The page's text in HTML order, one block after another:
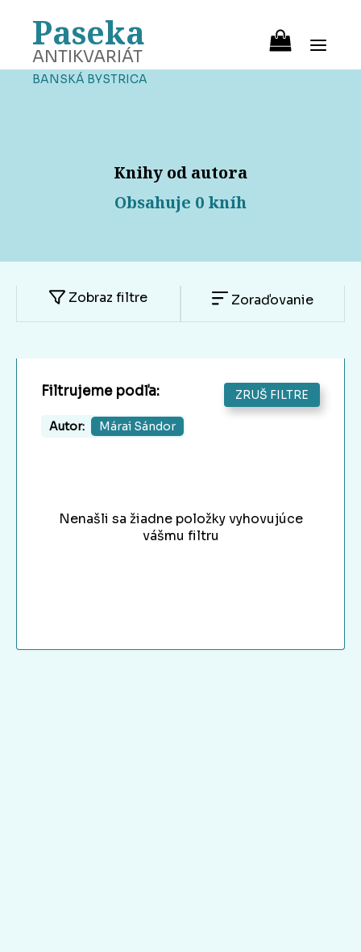
Paseka
ANTIKVARIÁT
BANSKÁ BYSTRICA
Knihy od autora
Obsahuje 0 kníh
Zobraz filtre Zoraďovanie
Filtrujeme podľa: ZRUŠ FILTRE
Autor: Márai Sándor
Nenašli sa žiadne položky vyhovujúce
vášmu filtru